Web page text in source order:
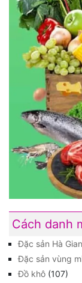
Cách danh
Đặc sản Hà
Đặc sản vùng
Đồ khô (107)